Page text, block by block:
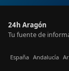
24h Aragón
Tu fuente de
España Andalucía